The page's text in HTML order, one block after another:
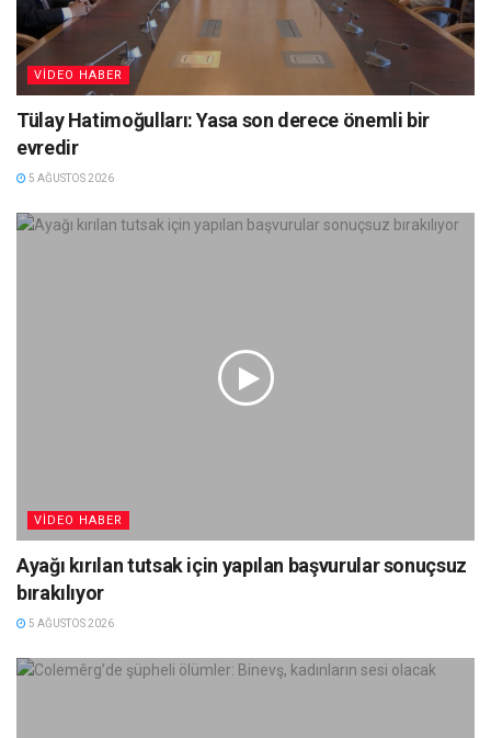
VIDEO HABER
Tülay Hatimoğulları: Yasa son derece önemli bir
evredir
5 AĞUSTOS 2026
VIDEO HABER
Ayağı kırılan tutsak için yapılan başvurular sonuçsuz
bırakılıyor
5 AĞUSTOS 2026